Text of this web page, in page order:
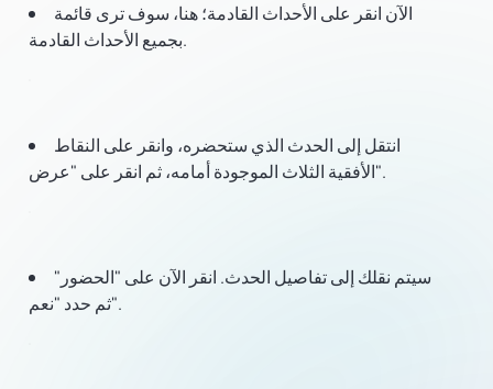
الآن انقر على الأحداث القادمة؛ هنا، سوف ترى قائمة
بجميع الأحداث القادمة.
انتقل إلى الحدث الذي ستحضره، وانقر على النقاط
الأفقية الثلاث الموجودة أمامه، ثم انقر على "عرض".
سيتم نقلك إلى تفاصيل الحدث. انقر الآن على "الحضور"
ثم حدد "نعم".